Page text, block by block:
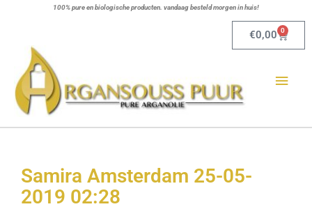
100% pure en biologische producten. vandaag besteld morgen in huis!
€0,00 0
Samira Amsterdam 25-05-
2019 02:28